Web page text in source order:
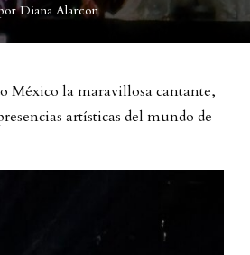
Diana Alarcon
México la maravillosa cantante,
artísticas del mundo de